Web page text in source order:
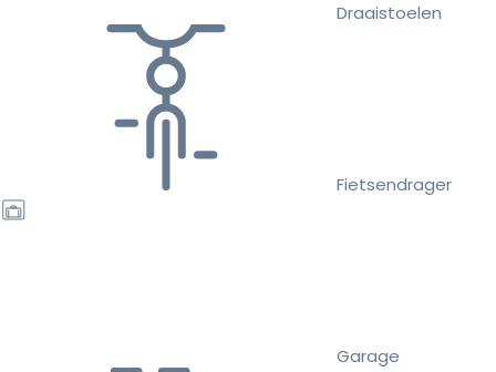
Draaistoelen
Fietsendrager
Garage